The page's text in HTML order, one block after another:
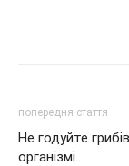
попередня стаття
Не годуйте
організмі…